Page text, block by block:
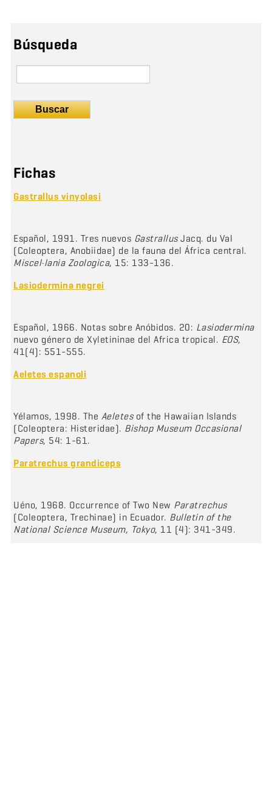
Búsqueda
Buscar
Fichas
Gastrallus vinyolasi
Español, 1991. Tres nuevos GastrallusJacq. du Val
(Coleoptera, Anobiidae) de la fauna del África central.
Miscel·lania Zoologica, 15: 133-136.
Lasiodermina negrei
Español, 1966. Notas sobre Anóbidos. 20: Lasiodermina
nuevo género de Xyletininae del Africa tropical. EOS,
41(4): 551-555.
Aeletes espanoli
Yélamos, 1998. The Aeletesof the Hawaiian Islands
(Coleoptera: Histeridae). Bishop Museum Occasional
Papers, 54: 1-61.
Paratrechus grandiceps
Uéno, 1968. Occurrence of Two New Paratrechus
(Coleoptera, Trechinae) in Ecuador. Bulletin of the
National Science Museum, Tokyo, 11 (4): 341-349.